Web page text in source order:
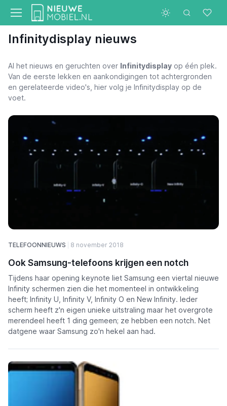
Infinitydisplay nieuws
Al het nieuws en geruchten over Infinitydisplay op één plek.
Van de eerste lekken en aankondigingen tot achtergronden
en gerelateerde video's, hier volg je Infinitydisplay op de
voet.
TELEFOONNIEUWS 8 november 2018
Ook Samsung-telefoons krijgen een notch
Tijdens haar opening keynote liet Samsung een viertal nieuwe
Infinity schermen zien die het momenteel in ontwikkeling
heeft; Infinity U, Infinity V, Infinity O en New Infinity. Ieder
scherm heeft z'n eigen unieke uitstraling maar het overgrote
merendeel heeft 1 ding gemeen; ze hebben een notch. Net
datgene waar Samsung zo'n hekel aan had.